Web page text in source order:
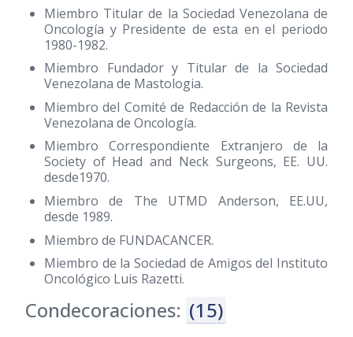
Miembro Titular de la Sociedad Venezolana de
Oncología y Presidente de esta en el periodo
1980-1982.
Miembro Fundador y Titular de la Sociedad
Venezolana de Mastologia.
Miembro del Comité de Redacción de la Revista
Venezolana de Oncología.
Miembro Correspondiente Extranjero de la
Society of Head and Neck Surgeons, EE. UU.
desde1970.
Miembro de The UTMD Anderson, EE.UU,
desde 1989.
Miembro de FUNDACANCER.
Miembro de la Sociedad de Amigos del Instituto
Oncológico Luis Razetti.
Condecoraciones: (15)